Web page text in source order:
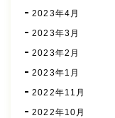
2023年4月
2023年3月
2023年2月
2023年1月
2022年11月
2022年10月